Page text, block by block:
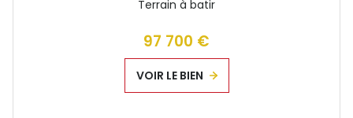
Terrain à batir
97 700 €
VOIR LE BIEN